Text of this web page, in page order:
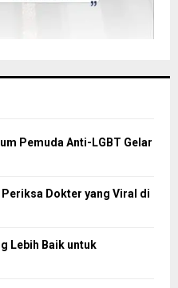
Pemuda Anti-LGBT Gelar
Dokter yang Viral di
Lebih Baik untuk